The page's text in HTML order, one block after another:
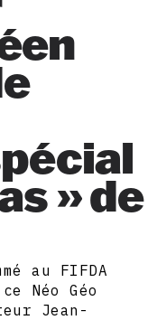
» de
au FIFDA
Néo Géo
Jean-